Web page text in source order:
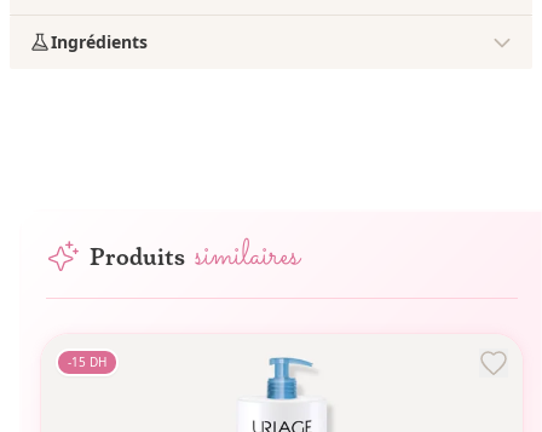
Ingrédients
Produits similaires
-15 DH